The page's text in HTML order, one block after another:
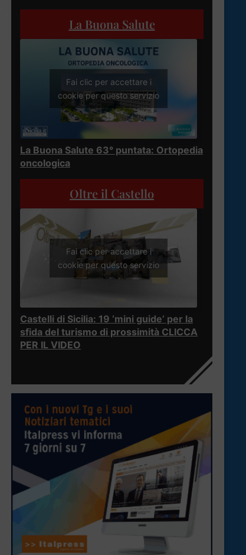
La Buona Salute
Fai clic per accettare i
cookie per questo servizio
La Buona Salute 63° puntata: Ortopedia
oncologica
Oltre il Castello
Fai clic per accettare i
cookie per questo servizio
Castelli di Sicilia: 19 ‘mini guide’ per la
sfida del turismo di prossimità CLICCA
PER IL VIDEO